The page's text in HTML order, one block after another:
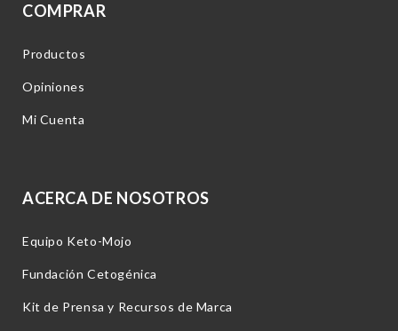
COMPRAR
Productos
Opiniones
Mi Cuenta
ACERCA DE NOSOTROS
Equipo Keto-Mojo
Fundación Cetogénica
Kit de Prensa y Recursos de Marca